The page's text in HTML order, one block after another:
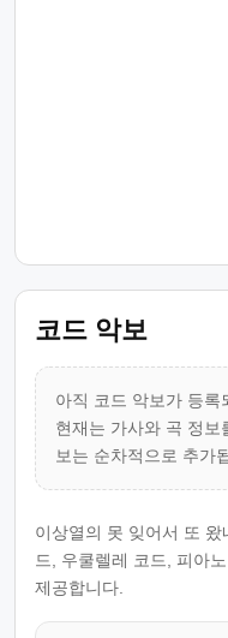
코드 악보
아직 코드 악보가 등록
현재는 가사와 곡 정
보는 순차적으로 추가
이상열의 못 잊어서 또
드, 우쿨렐레 코드, 피아
제공합니다.